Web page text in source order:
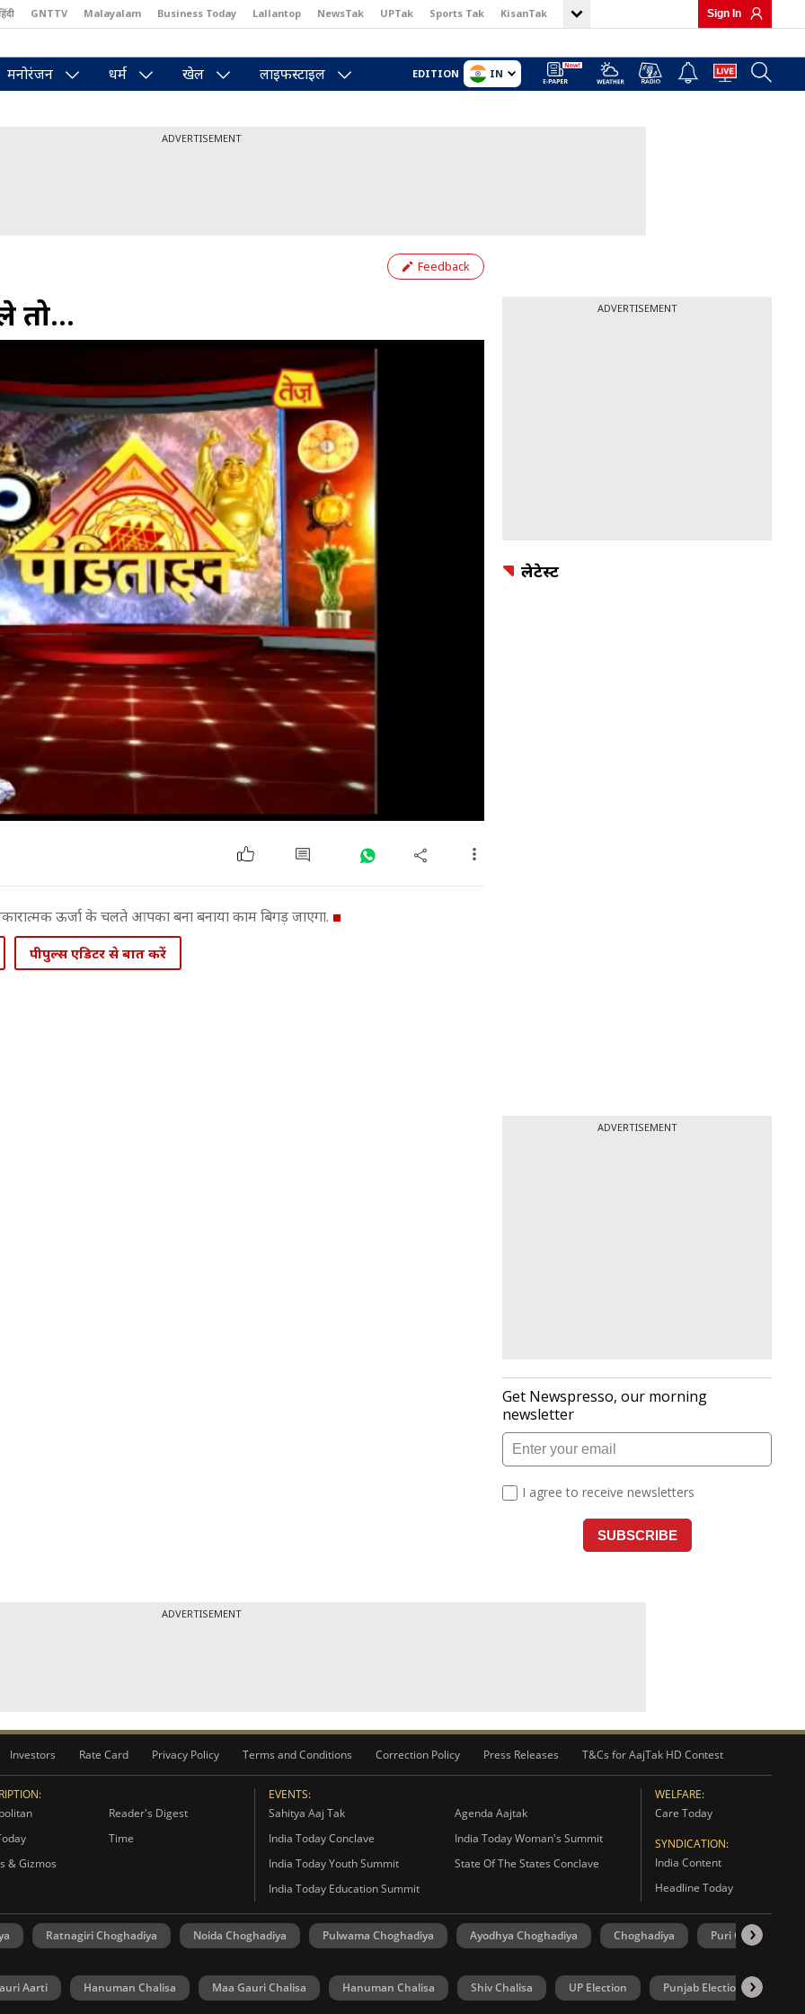
GNTTV Malayalam Business Today Lallantop NewsTak UPTak Sports Tak KisanTak Sign In
मनोरंजन धर्म खेल लाइफस्टाइल EDITION IN
ADVERTISEMENT
Feedback
तो...
ऊर्जा के चलते आपका बना बनाया काम बिगड़ जाएगा.
पीपुल्स एडिटर से बात करें
ADVERTISEMENT
लेटेस्ट
ADVERTISEMENT
ADVERTISEMENT
Investors Rate Card Privacy Policy Terms and Conditions Correction Policy Press Releases T&Cs for AajTak HD Contest
Reader's Digest
Time
& Gizmos
EVENTS:
Sahitya Aaj Tak
Agenda Aajtak
India Today Conclave
India Today Woman's Summit
India Today Youth Summit
State Of The States Conclave
India Today Education Summit
WELFARE:
Care Today
SYNDICATION:
India Content
Headline Today
Ratnagiri Choghadiya Noida Choghadiya Pulwama Choghadiya Ayodhya Choghadiya Choghadiya Puri Choghadiya
Aarti Hanuman Chalisa Maa Gauri Chalisa Hanuman Chalisa Shiv Chalisa UP Election Punjab Election